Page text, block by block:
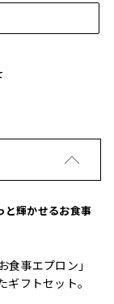
と輝かせるお食事
事エプロン」
フトセット。